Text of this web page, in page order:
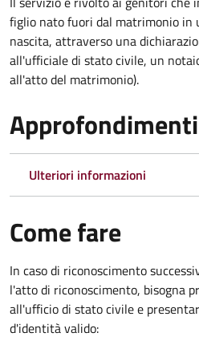
figlio nato fuori dal matrimonio in
nascita, attraverso una
all'ufficiale di stato civile, un
all'atto del matrimonio).
Approfondimenti
Ulteriori informazioni
Come fare
In caso di riconoscimento
l'atto di riconoscimento, bisogna
all'ufficio di stato civile e
d'identità valido: